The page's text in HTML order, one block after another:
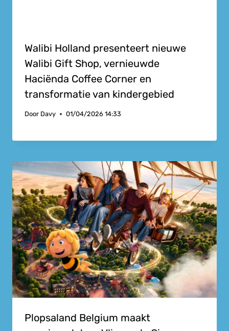
Walibi Holland presenteert nieuwe
Walibi Gift Shop, vernieuwde
Haciënda Coffee Corner en
transformatie van kindergebied
Door Davy 01/04/2026 14:33
Plopsaland Belgium maakt